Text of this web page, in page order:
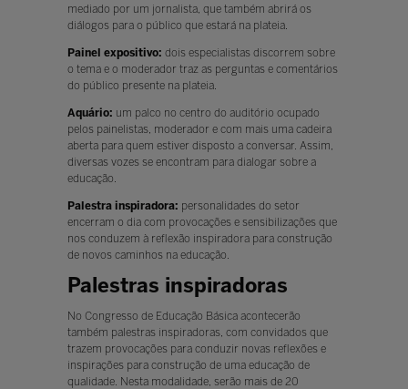
mediado por um jornalista, que também abrirá os
diálogos para o público que estará na plateia.
Painel expositivo: dois especialistas discorrem sobre
o tema e o moderador traz as perguntas e comentários
do público presente na plateia.
Aquário: um palco no centro do auditório ocupado
pelos painelistas, moderador e com mais uma cadeira
aberta para quem estiver disposto a conversar. Assim,
diversas vozes se encontram para dialogar sobre a
educação.
Palestra inspiradora: personalidades do setor
encerram o dia com provocações e sensibilizações que
nos conduzem à reflexão inspiradora para construção
de novos caminhos na educação.
Palestras inspiradoras
No Congresso de Educação Básica acontecerão
também palestras inspiradoras, com convidados que
trazem provocações para conduzir novas reflexões e
inspirações para construção de uma educação de
qualidade. Nesta modalidade, serão mais de 20